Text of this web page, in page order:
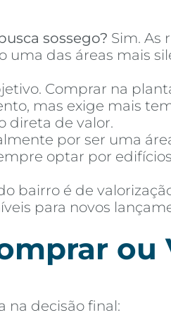
sossego? Sim. As
das áreas mais
Comprar na
mas exige mais
direta de valor.
por ser uma
optar por
bairro é de
para novos
ou
na decisão final: